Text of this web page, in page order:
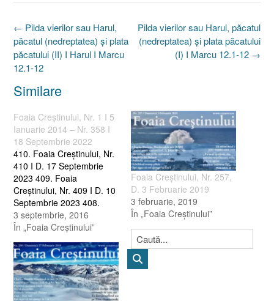
Post
navigation
Pilda vierilor sau Harul, păcatul
(nedreptatea) şi plata păcatului
(I) I Marcu 12.1-12 →
← Pilda vierilor sau Harul,
păcatul (nedreptatea) şi plata
păcatului (II) I Harul I Marcu
12.1-12
Similare
Foaia Creştinului, Nr. 1 I 5
Ianuarie 2014 – Nr. 358 I
18 Septembrie 2022
410. Foaia Creştinului, Nr.
410 I D. 17 Septembrie
2023 409. Foaia
Creştinului, Nr. 409 I D. 10
Septembrie 2023 408.
Foaia Creştinului, Nr. 408 I
D. 3 Septembrie 2023 407.
D. 27 August 2023 406.
Foaia Creştinului, Nr. 406 I
D. 20 August 2023…
3 septembrie, 2016
În „Foaia Creştinului”
Foaia Creştinului, Nr. 257,
D. 3 Februarie 2019
3 februarie, 2019
În „Foaia Creştinului”